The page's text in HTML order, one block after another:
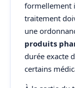
formellement
traitement
une
produits
durée exacte
certains